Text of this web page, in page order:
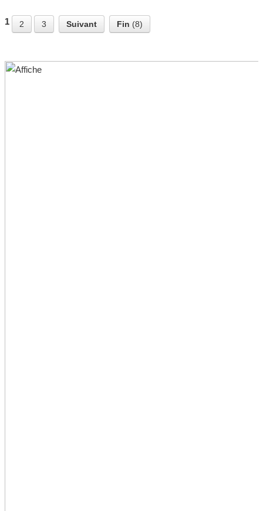
1 2 3 Suivant Fin (8)